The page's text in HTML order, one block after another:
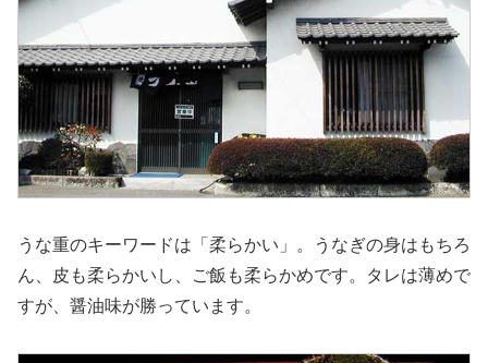
うな重のキーワードは「柔らかい」。うなぎの身はもちろ
ん、皮も柔らかいし、ご飯も柔らかめです。タレは薄めで
すが、醤油味が勝っています。